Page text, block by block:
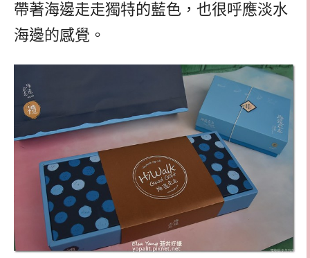
帶著海邊走走獨特的藍色，也很呼應淡水
海邊的感覺。